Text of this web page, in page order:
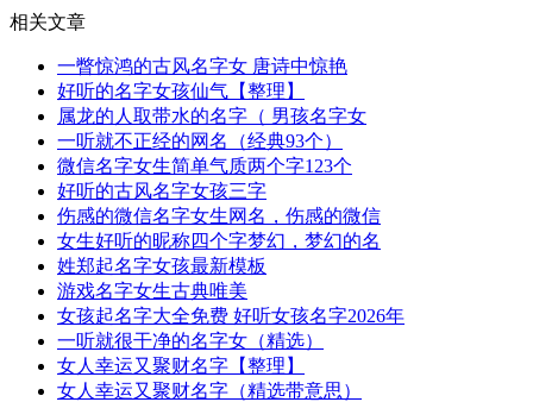
相关文章
一瞥惊鸿的古风名字女 唐诗中惊艳
好听的名字女孩仙气【整理】
属龙的人取带水的名字（ 男孩名字女
一听就不正经的网名（经典93个）
微信名字女生简单气质两个字123个
好听的古风名字女孩三字
伤感的微信名字女生网名，伤感的微信
女生好听的昵称四个字梦幻，梦幻的名
姓郑起名字女孩最新模板
游戏名字女生古典唯美
女孩起名字大全免费 好听女孩名字2026年
一听就很干净的名字女（精选）
女人幸运又聚财名字【整理】
女人幸运又聚财名字（精选带意思）